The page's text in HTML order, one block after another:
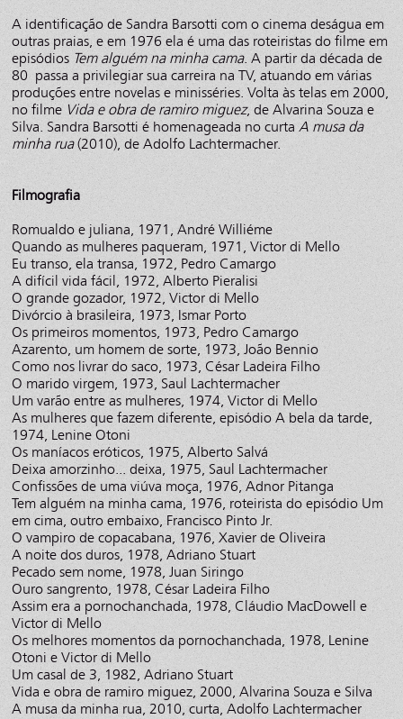
A identificação de Sandra Barsotti com o cinema deságua em
outras praias, e em 1976 ela é uma das roteiristas do filme em
episódios Tem alguém na minha cama. A partir da década de
80 passa a privilegiar sua carreira na TV, atuando em várias
produções entre novelas e minisséries. Volta às telas em 2000,
no filme Vida e obra de ramiro miguez, de Alvarina Souza e
Silva. Sandra Barsotti é homenageada no curtaA musa da
minha rua(2010), de Adolfo Lachtermacher.
Filmografia
Romualdo e juliana, 1971, André Williéme
Quando as mulheres paqueram, 1971, Victor di Mello
Eu transo, ela transa, 1972, Pedro Camargo
A difícil vida fácil, 1972, Alberto Pieralisi
O grande gozador, 1972, Victor di Mello
Divórcio à brasileira, 1973, Ismar Porto
Os primeiros momentos, 1973, Pedro Camargo
Azarento, um homem de sorte, 1973, João Bennio
Como nos livrar do saco, 1973, César Ladeira Filho
O marido virgem, 1973, Saul Lachtermacher
Um varão entre as mulheres, 1974, Victor di Mello
As mulheres que fazem diferente, episódio A bela da tarde,
1974, Lenine Otoni
Os maníacos eróticos, 1975, Alberto Salvá
Deixa amorzinho... deixa, 1975, Saul Lachtermacher
Confissões de uma viúva moça, 1976, Adnor Pitanga
Tem alguém na minha cama, 1976, roteirista do episódio Um
em cima, outro embaixo, Francisco Pinto Jr.
O vampiro de copacabana, 1976, Xavier de Oliveira
A noite dos duros, 1978, Adriano Stuart
Pecado sem nome, 1978, Juan Siringo
Ouro sangrento, 1978, César Ladeira Filho
Assim era a pornochanchada, 1978, Cláudio MacDowell e
Victor di Mello
Os melhores momentos da pornochanchada, 1978, Lenine
Otoni e Victor di Mello
Um casal de 3, 1982, Adriano Stuart
Vida e obra de ramiro miguez, 2000, Alvarina Souza e Silva
A musa da minha rua, 2010, curta, Adolfo Lachtermacher